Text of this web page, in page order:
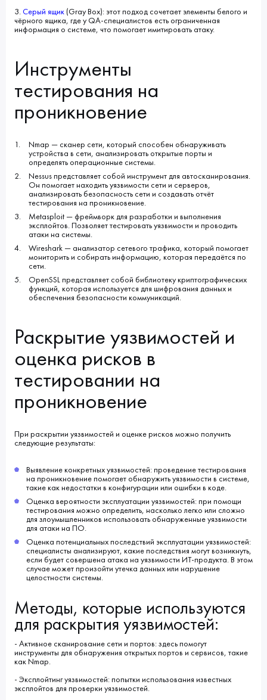
3. Серый ящик (Gray Box): этот подход сочетает элементы белого и
чёрного ящика, где у QA-специалистов есть ограниченная
информация о системе, что помогает имитировать атаку.
Инструменты
тестирования на
проникновение
Nmap — сканер сети, который способен обнаруживать
устройства в сети, анализировать открытые порты и
определять операционные системы.
Nessus представляет собой инструмент для автосканирования.
Он помогает находить уязвимости сети и серверов,
анализировать безопасность сети и создавать отчёт
тестирования на проникновение.
Metasploit — фреймворк для разработки и выполнения
эксплойтов. Позволяет тестировать уязвимости и проводить
атаки на системы.
Wireshark — анализатор сетевого трафика, который помогает
мониторить и собирать информацию, которая передаётся по
сети.
OpenSSL представляет собой библиотеку криптографических
функций, которая используется для шифрования данных и
обеспечения безопасности коммуникаций.
Раскрытие уязвимостей и
оценка рисков в
тестировании на
проникновение
При раскрытии уязвимостей и оценке рисков можно получить
следующие результаты:
Выявление конкретных уязвимостей: проведение тестирования
на проникновение помогает обнаружить уязвимости в системе,
такие как недостатки в конфигурации или ошибки в коде.
Оценка вероятности эксплуатации уязвимостей: при помощи
тестирования можно определить, насколько легко или сложно
для злоумышленников использовать обнаруженные уязвимости
для атаки на ПО.
Оценка потенциальных последствий эксплуатации уязвимостей:
специалисты анализируют, какие последствия могут возникнуть,
если будет совершена атака на уязвимости ИТ-продукта. В этом
случае может произойти утечка данных или нарушение
целостности системы.
Методы, которые используются
для раскрытия уязвимостей:
- Активное сканирование сети и портов: здесь помогут
инструменты для обнаружения открытых портов и сервисов, такие
как Nmap.
- Эксплойтинг уязвимостей: попытки использования известных
эксплойтов для проверки уязвимостей.